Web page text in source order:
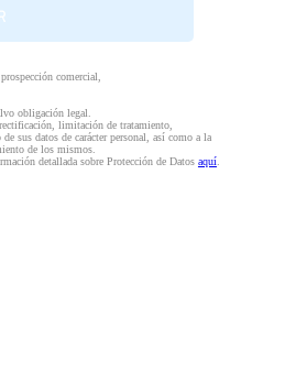
comercial,
obligación legal.
limitación de tratamiento,
sus datos de carácter personal, así como a la
de los mismos.
detallada sobre Protección de Datos aquí.